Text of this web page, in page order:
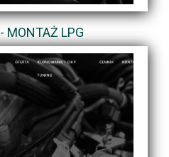
MONTAŻ LPG